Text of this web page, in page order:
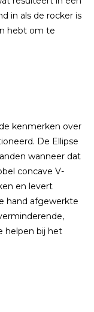
in als de rocker is
hebt om te
kenmerken over
De Ellipse
wanneer dat
concave V-
en levert
hand afgewerkte
helpen bij het